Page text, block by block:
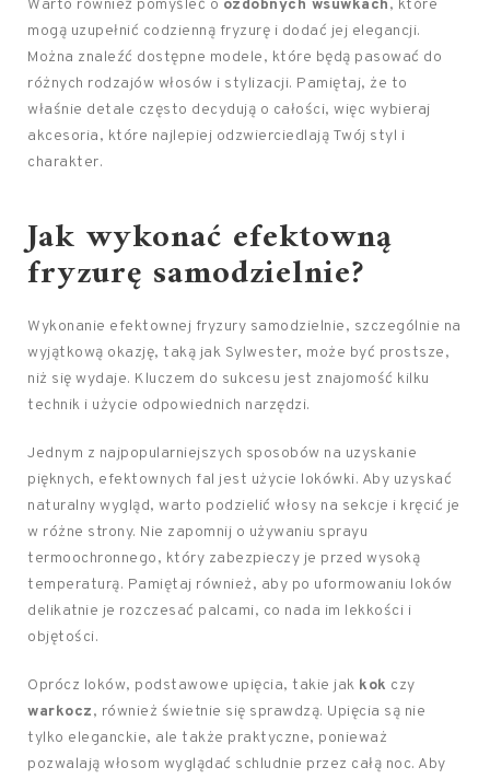
Warto również pomyśleć o ozdobnych wsuwkach, które
mogą uzupełnić codzienną fryzurę i dodać jej elegancji.
Można znaleźć dostępne modele, które będą pasować do
różnych rodzajów włosów i stylizacji. Pamiętaj, że to
właśnie detale często decydują o całości, więc wybieraj
akcesoria, które najlepiej odzwierciedlają Twój styl i
charakter.
Jak wykonać efektowną
fryzurę samodzielnie?
Wykonanie efektownej fryzury samodzielnie, szczególnie na
wyjątkową okazję, taką jak Sylwester, może być prostsze,
niż się wydaje. Kluczem do sukcesu jest znajomość kilku
technik i użycie odpowiednich narzędzi.
Jednym z najpopularniejszych sposobów na uzyskanie
pięknych, efektownych fal jest użycie lokówki. Aby uzyskać
naturalny wygląd, warto podzielić włosy na sekcje i kręcić je
w różne strony. Nie zapomnij o używaniu sprayu
termoochronnego, który zabezpieczy je przed wysoką
temperaturą. Pamiętaj również, aby po uformowaniu loków
delikatnie je rozczesać palcami, co nada im lekkości i
objętości.
Oprócz loków, podstawowe upięcia, takie jak kok czy
warkocz, również świetnie się sprawdzą. Upięcia są nie
tylko eleganckie, ale także praktyczne, ponieważ
pozwalają włosom wyglądać schludnie przez całą noc. Aby